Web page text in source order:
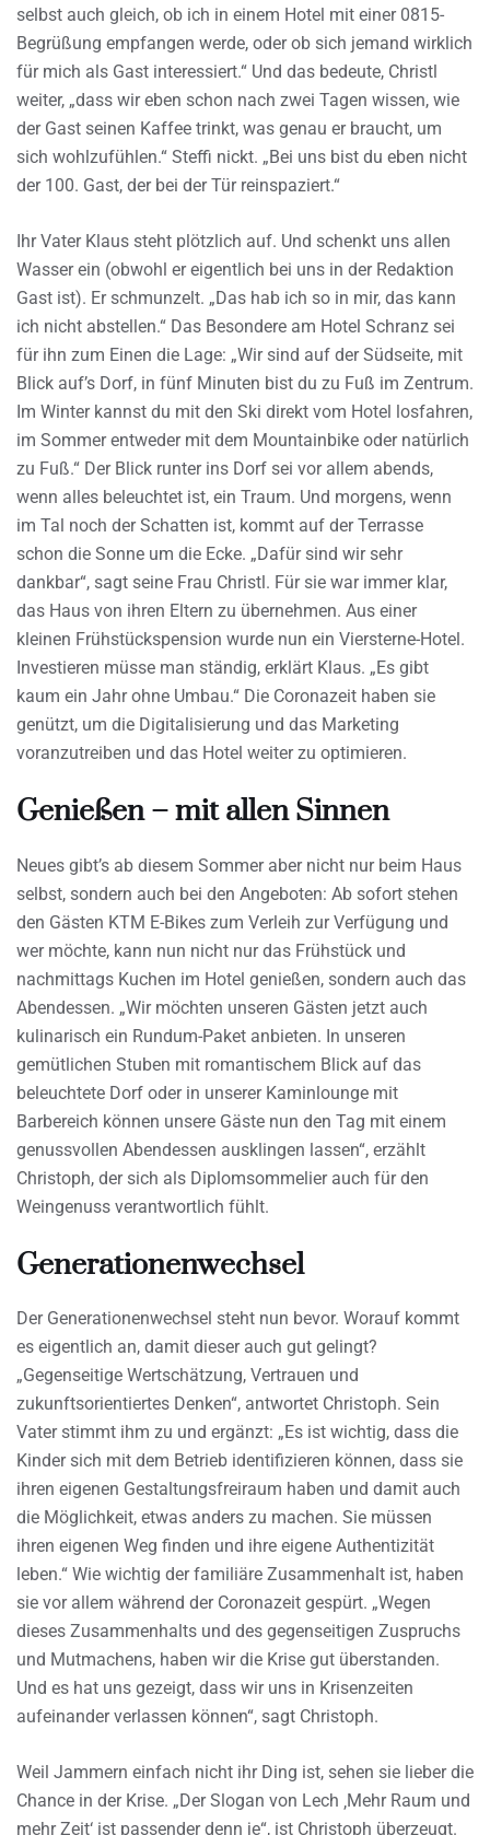
selbst auch gleich, ob ich in einem Hotel mit einer 0815-
Begrüßung empfangen werde, oder ob sich jemand wirklich
für mich als Gast interessiert.“ Und das bedeute, Christl
weiter, „dass wir eben schon nach zwei Tagen wissen, wie
der Gast seinen Kaffee trinkt, was genau er braucht, um
sich wohlzufühlen.“ Steffi nickt. „Bei uns bist du eben nicht
der 100. Gast, der bei der Tür reinspaziert.“
Ihr Vater Klaus steht plötzlich auf. Und schenkt uns allen
Wasser ein (obwohl er eigentlich bei uns in der Redaktion
Gast ist). Er schmunzelt. „Das hab ich so in mir, das kann
ich nicht abstellen.“ Das Besondere am Hotel Schranz sei
für ihn zum Einen die Lage: „Wir sind auf der Südseite, mit
Blick auf’s Dorf, in fünf Minuten bist du zu Fuß im Zentrum.
Im Winter kannst du mit den Ski direkt vom Hotel losfahren,
im Sommer entweder mit dem Mountainbike oder natürlich
zu Fuß.“ Der Blick runter ins Dorf sei vor allem abends,
wenn alles beleuchtet ist, ein Traum. Und morgens, wenn
im Tal noch der Schatten ist, kommt auf der Terrasse
schon die Sonne um die Ecke. „Dafür sind wir sehr
dankbar“, sagt seine Frau Christl. Für sie war immer klar,
das Haus von ihren Eltern zu übernehmen. Aus einer
kleinen Frühstückspension wurde nun ein Viersterne-Hotel.
Investieren müsse man ständig, erklärt Klaus. „Es gibt
kaum ein Jahr ohne Umbau.“ Die Coronazeit haben sie
genützt, um die Digitalisierung und das Marketing
voranzutreiben und das Hotel weiter zu optimieren.
Genießen – mit allen Sinnen
Neues gibt’s ab diesem Sommer aber nicht nur beim Haus
selbst, sondern auch bei den Angeboten: Ab sofort stehen
den Gästen KTM E-Bikes zum Verleih zur Verfügung und
wer möchte, kann nun nicht nur das Frühstück und
nachmittags Kuchen im Hotel genießen, sondern auch das
Abendessen. „Wir möchten unseren Gästen jetzt auch
kulinarisch ein Rundum-Paket anbieten. In unseren
gemütlichen Stuben mit romantischem Blick auf das
beleuchtete Dorf oder in unserer Kaminlounge mit
Barbereich können unsere Gäste nun den Tag mit einem
genussvollen Abendessen ausklingen lassen“, erzählt
Christoph, der sich als Diplomsommelier auch für den
Weingenuss verantwortlich fühlt.
Generationenwechsel
Der Generationenwechsel steht nun bevor. Worauf kommt
es eigentlich an, damit dieser auch gut gelingt?
„Gegenseitige Wertschätzung, Vertrauen und
zukunftsorientiertes Denken“, antwortet Christoph. Sein
Vater stimmt ihm zu und ergänzt: „Es ist wichtig, dass die
Kinder sich mit dem Betrieb identifizieren können, dass sie
ihren eigenen Gestaltungsfreiraum haben und damit auch
die Möglichkeit, etwas anders zu machen. Sie müssen
ihren eigenen Weg finden und ihre eigene Authentizität
leben.“ Wie wichtig der familiäre Zusammenhalt ist, haben
sie vor allem während der Coronazeit gespürt. „Wegen
dieses Zusammenhalts und des gegenseitigen Zuspruchs
und Mutmachens, haben wir die Krise gut überstanden.
Und es hat uns gezeigt, dass wir uns in Krisenzeiten
aufeinander verlassen können“, sagt Christoph.
Weil Jammern einfach nicht ihr Ding ist, sehen sie lieber die
Chance in der Krise. „Der Slogan von Lech ‚Mehr Raum und
mehr Zeit‘ ist passender denn je“, ist Christoph überzeugt.